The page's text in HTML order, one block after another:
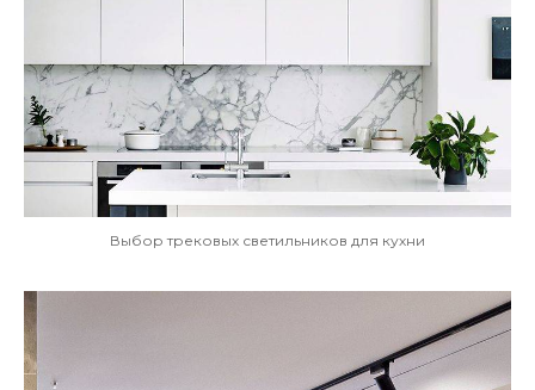
Выбор трековых светильников для кухни